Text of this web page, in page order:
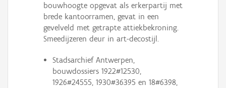
bouwhoogte opgevat als erkerpartij met
brede kantoorramen, gevat in een
gevelveld met getrapte attiekbekroning.
Smeedijzeren deur in art-decostijl.
Stadsarchief Antwerpen,
bouwdossiers 1922#12530,
1926#24555, 1930#36395 en 18#6398,